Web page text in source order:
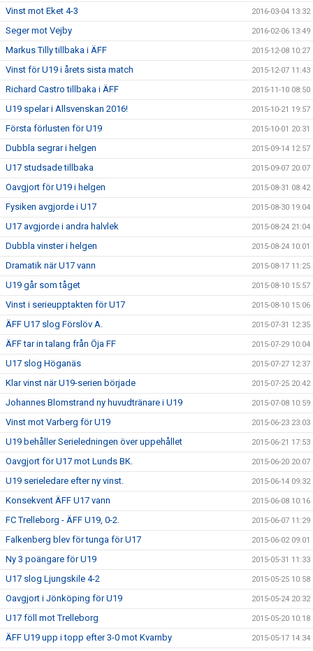
Vinst mot Eket 4-3 2016-03-04 13:32
Seger mot Vejby 2016-02-06 13:49
Markus Tilly tillbaka i ÄFF 2015-12-08 10:27
Vinst för U19 i årets sista match 2015-12-07 11:43
Richard Castro tillbaka i ÄFF 2015-11-10 08:50
U19 spelar i Allsvenskan 2016! 2015-10-21 19:57
Första förlusten för U19 2015-10-01 20:31
Dubbla segrar i helgen 2015-09-14 12:57
U17 studsade tillbaka 2015-09-07 20:07
Oavgjort för U19 i helgen 2015-08-31 08:42
Fysiken avgjorde i U17 2015-08-30 19:04
U17 avgjorde i andra halvlek 2015-08-24 21:04
Dubbla vinster i helgen 2015-08-24 10:01
Dramatik när U17 vann 2015-08-17 11:25
U19 går som tåget 2015-08-10 15:57
Vinst i serieupptakten för U17 2015-08-10 15:06
ÄFF U17 slog Förslöv A. 2015-07-31 12:35
ÄFF tar in talang från Öja FF 2015-07-29 10:04
U17 slog Höganäs 2015-07-27 12:37
Klar vinst när U19-serien började 2015-07-25 20:42
Johannes Blomstrand ny huvudtränare i U19 2015-07-08 10:59
Vinst mot Varberg för U19 2015-06-23 23:03
U19 behåller Serieledningen över uppehållet 2015-06-21 17:53
Oavgjort för U17 mot Lunds BK. 2015-06-20 20:07
U19 serieledare efter ny vinst. 2015-06-14 09:32
Konsekvent ÄFF U17 vann 2015-06-08 10:16
FC Trelleborg - ÄFF U19, 0-2. 2015-06-07 11:29
Falkenberg blev för tunga för U17 2015-06-02 09:01
Ny 3 poängare för U19 2015-05-31 11:33
U17 slog Ljungskile 4-2 2015-05-25 10:58
Oavgjort i Jönköping för U19 2015-05-24 20:32
U17 föll mot Trelleborg 2015-05-20 10:18
ÄFF U19 upp i topp efter 3-0 mot Kvarnby 2015-05-17 14:34